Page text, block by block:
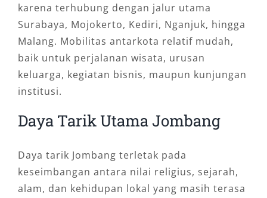
karena terhubung dengan jalur utama
Surabaya, Mojokerto, Kediri, Nganjuk, hingga
Malang. Mobilitas antarkota relatif mudah,
baik untuk perjalanan wisata, urusan
keluarga, kegiatan bisnis, maupun kunjungan
institusi.
Daya Tarik Utama Jombang
Daya tarik Jombang terletak pada
keseimbangan antara nilai religius, sejarah,
alam, dan kehidupan lokal yang masih terasa